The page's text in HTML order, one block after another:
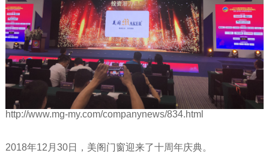
http://www.mg-my.com/companynews/834.html
2018年12月30日，美阁门窗迎来了十周年庆典。